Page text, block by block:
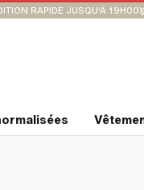
RAPIDE JUSQU'À 19H00